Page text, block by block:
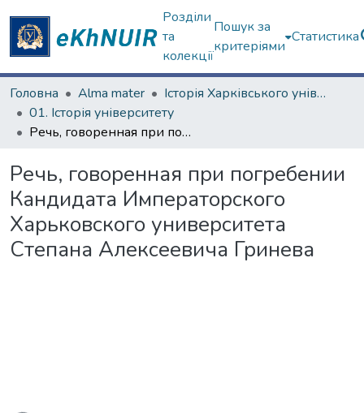
Розділи
та
колекції
Пошук за
критеріями
Статистика
Головна Alma mater
Історія Харківського університету
01. Історія університету
Речь, говоренная при погребении Кандидата Императорского Харьковского университета Степана Алексеевича Гринева
Речь, говоренная при погребении
Кандидата Императорского
Харьковского университета
Степана Алексеевича Гринева